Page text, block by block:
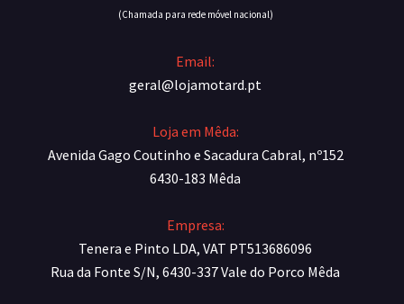
(Chamada para rede móvel nacional)
Email:
geral@lojamotard.pt
Loja em Mêda:
Avenida Gago Coutinho e Sacadura Cabral, nº152
6430-183 Mêda
Empresa:
Tenera e Pinto LDA, VAT PT513686096
Rua da Fonte S/N, 6430-337 Vale do Porco Mêda